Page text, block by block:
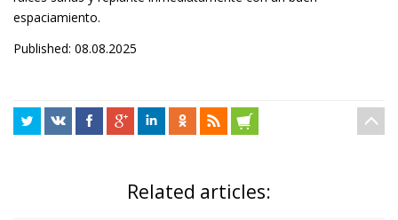
espaciamiento.
Published: 08.08.2025
Related articles: